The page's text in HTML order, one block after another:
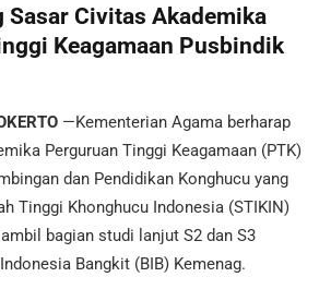
Sasar Civitas Akademika
Keagamaan Pusbindik
—Kementerian Agama berharap
Perguruan Tinggi Keagamaan (PTK)
dan Pendidikan Konghucu yang
Tinggi Khonghucu Indonesia (STIKIN)
bagian studi lanjut S2 dan S3
Bangkit (BIB) Kemenag.